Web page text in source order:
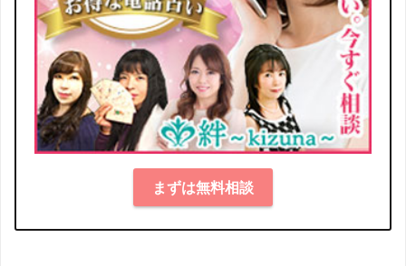
まずは無料相談